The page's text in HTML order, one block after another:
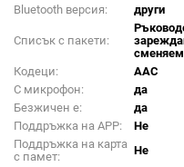
Bluetooth версия: други
Списък с пакети:
Кодеци:
AAC
С микрофон:
да
Безжичен е:
да
Поддръжка на APP:
Не
Поддръжка на карта
с памет:
Не